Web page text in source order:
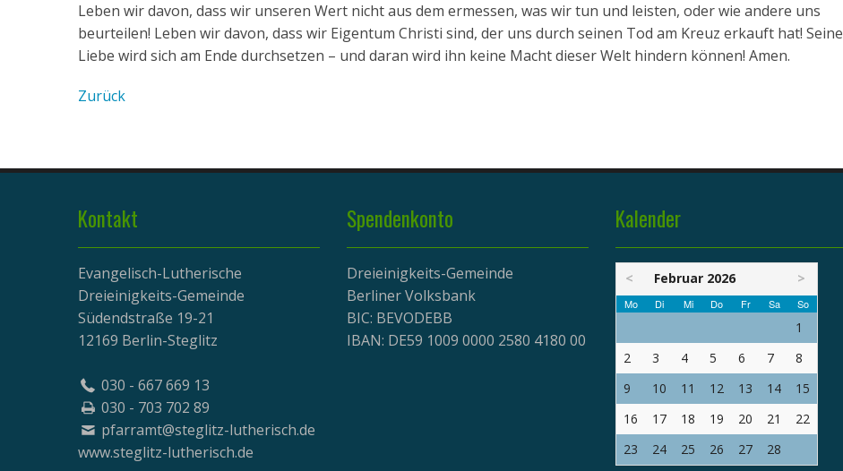
Leben wir davon, dass wir unseren Wert nicht aus dem ermessen, was wir tun und leisten, oder wie andere uns
beurteilen! Leben wir davon, dass wir Eigentum Christi sind, der uns durch seinen Tod am Kreuz erkauft hat! Seine
Liebe wird sich am Ende durchsetzen – und daran wird ihn keine Macht dieser Welt hindern können! Amen.
Zurück
Kontakt
Evangelisch-Lutherische
Dreieinigkeits-Gemeinde
Südendstraße 19-21
12169 Berlin-Steglitz
030 - 667 669 13
030 - 703 702 89
pfarramt@steglitz-lutherisch.de
www.steglitz-lutherisch.de
Spendenkonto
Dreieinigkeits-Gemeinde
Berliner Volksbank
BIC: BEVODEBB
IBAN: DE59 1009 0000 2580 4180 00
Kalender
< Februar 2026 >
Mo Di Mi Do Fr Sa So
1
2
3 4 5 6 7
8
9
10 11 12 13 14
15
16
17 18 19 20 21
22
23
24 25 26 27 28